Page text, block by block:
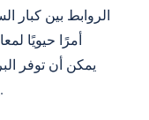
الروابط بين كبار
أمرًا حيويًا
يمكن أن توفر
يقلل من العزلة ويعزز الصحة النفسية.